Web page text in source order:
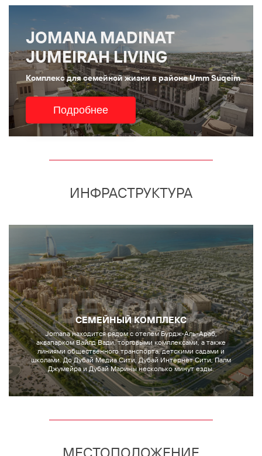
JOMANA MADINAT
JUMEIRAH LIVING
Комплекс для семейной жизни в районе Umm Suqeim
Подробнее
ИНФРАСТРУКТУРА
СЕМЕЙНЫЙ КОМПЛЕКС
Jomana находится рядом с отелем Бурдж-Аль-Араб,
аквапарком Вайлд Вади, торговыми комплексами, а также
линиями общественного транспорта, детскими садами и
школами. До Дубай Медиа Сити, Дубай Интернет Сити, Палм
Джумейра и Дубай Марины несколько минут езды.
МЕСТОПОЛОЖЕНИЕ